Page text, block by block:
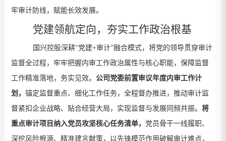
牢审计防线，赋能长效发展。
党建领航定向，夯实工作政治根基
国兴控股深耕“党建+审计”融合模式，将党的领导贯穿审计
监督全过程，牢牢把握内审工作政治属性与核心职能， 保障监督
工作精准落地，务实见效。 公司党委前置审议年度内审工作计
划， 锚定监督重点、 细化工作任务，全程督办推进， 推动审计监
督紧扣企业战略、贴合经营大局，实现监督与发展同频共振。 将
重点审计项目纳入党员攻坚核心任务清单， 党员骨干一线履职、
深挖风险根源、精准建言献策 ，以先锋模范作用破解审计难点，